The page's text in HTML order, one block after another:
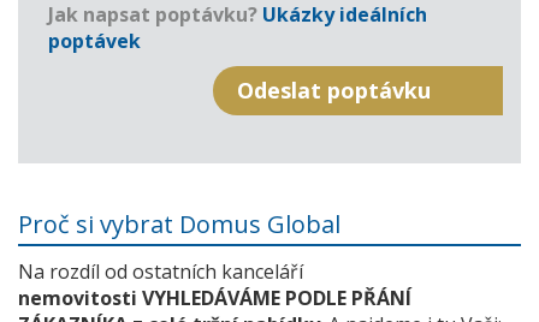
Jak napsat poptávku? Ukázky ideálních
poptávek
Proč si vybrat Domus Global
Na rozdíl od ostatních kanceláří
nemovitosti VYHLEDÁVÁME PODLE PŘÁNÍ